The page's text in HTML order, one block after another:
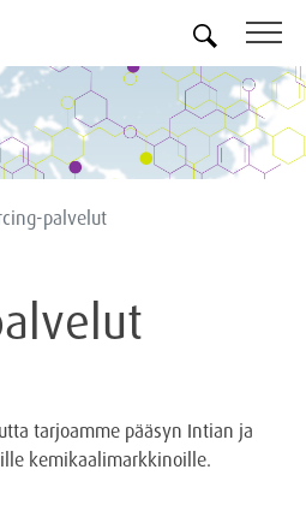
palvelut
tarjoamme pääsyn Intian ja
kemikaalimarkkinoille.